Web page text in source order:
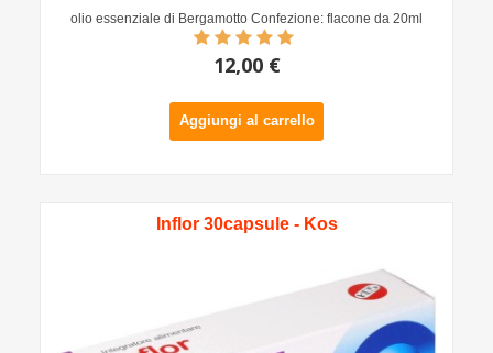
olio essenziale di Bergamotto Confezione: flacone da 20ml
12,00 €
Aggiungi al carrello
Inflor 30capsule - Kos